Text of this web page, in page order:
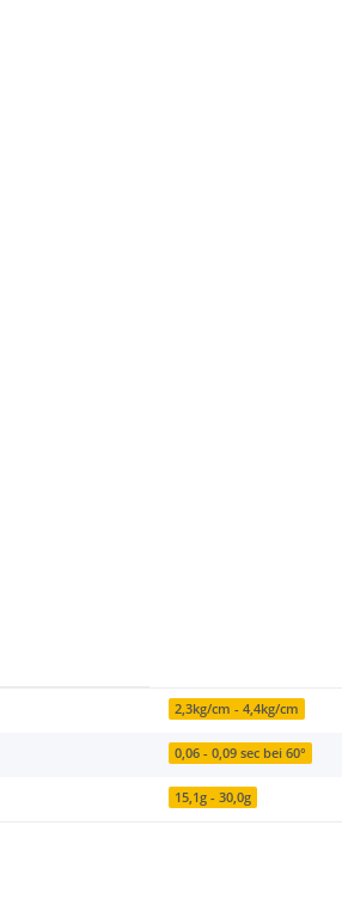
2,3kg/cm - 4,4kg/cm
0,06 - 0,09 sec bei 60°
15,1g - 30,0g